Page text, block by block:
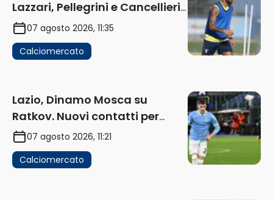
Lazzari, Pellegrini e Cancellieri
in uscita
07 agosto 2026, 11:35
Calciomercato
Lazio, Dinamo Mosca su
Ratkov. Nuovi contatti per
Pinamonti
07 agosto 2026, 11:21
Calciomercato